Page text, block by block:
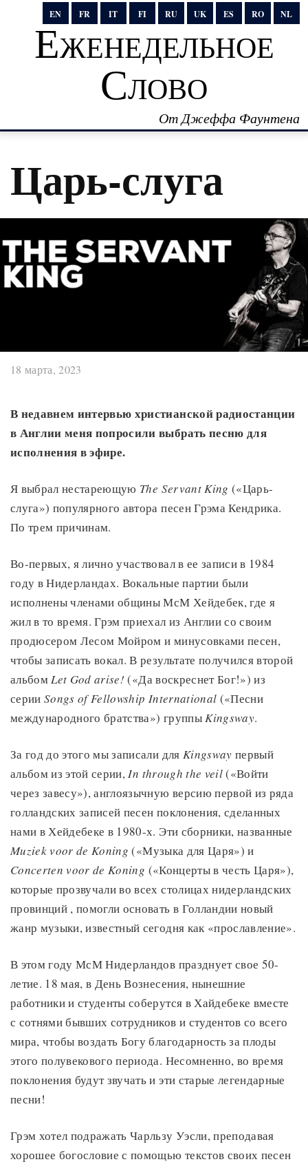
EN FR IT FI RU UK ES RO NL
Еженедельное
Слово
От Джеффа Фаунтена
Царь-слуга
18 марта, 2023
В недавнем интервью христианской радиостанции
в Англии меня попросили выбрать песню для
исполнения в эфире.
Я выбрал нестареющую The Servant King («Царь-
слуга») популярного автора песен Грэма Кендрика.
По трем причинам.
Во-первых, я лично участвовал в ее записи в 1984
году в Нидерландах. Вокальные партии были
исполнены членами общины МсМ Хейдебек, где я
жил в то время. Грэм приехал из Англии со своим
продюсером Лесом Мойром и минусовками песен,
чтобы записать вокал. В результате получился второй
альбомLet God arise! («Да воскреснет Бог!») из
серииSongs of Fellowship International («Песни
международного братства») группыKingsway.
За год до этого мы записали для Kingsway первый
альбом из этой серии,In through the veil(«Войти
через завесу»), англоязычную версию первой из ряда
голландских записей песен поклонения, сделанных
нами в Хейдебеке в 1980-х. Эти сборники, названные
Muziek voor de Koning («Музыка для Царя») и
Concerten voor de Koning («Концерты в честь Царя»),
которые прозвучали во всех столицах нидерландских
провинций , помогли основать в Голландии новый
жанр музыки, известный сегодня как «прославление».
В этом году МсМ Нидерландов празднует свое 50-
летие. 18 мая, в День Вознесения, нынешние
работники и студенты соберутся в Хайдебеке вместе
с сотнями бывших сотрудников и студентов со всего
мира, чтобы воздать Богу благодарность за плоды
этого полувекового периода. Несомненно, во время
поклонения будут звучать и эти старые легендарные
песни!
Грэм хотел подражать Чарльзу Уэсли, преподавая
хорошее богословие с помощью текстов своих песен